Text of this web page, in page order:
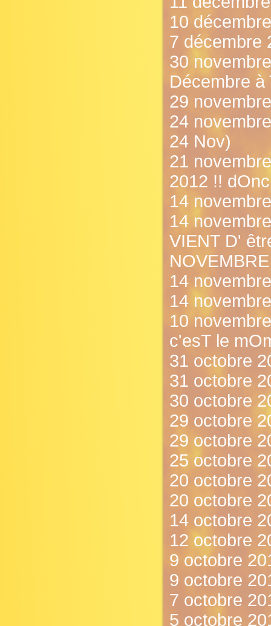
10
7 décembre
30
Décembre à
29
24
24 Nov)
21
2012 !!
14
14
VIENT D'
14
14
10
c'esT le
31 octobre
31 octobre
30 octobre
29 octobre
29 octobre
25 octobre
20 octobre
20 octobre
14 octobre
12 octobre
9 octobre
9 octobre
7 octobre
5 octobre